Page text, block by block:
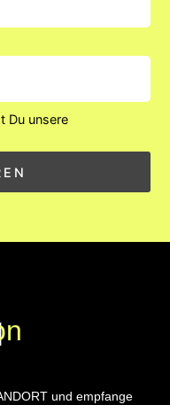
Du unsere
und empfange